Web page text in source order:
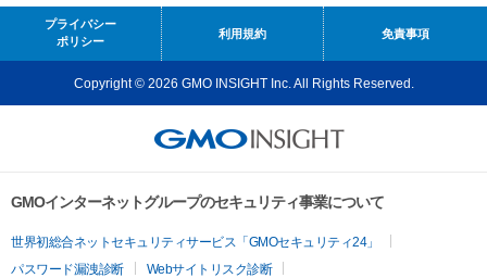
プライバシー
ポリシー
利用規約 免責事項
Copyright © 2026 GMO INSIGHT Inc. All Rights Reserved.
GMOインターネットグループのセキュリティ事業について
世界初総合ネットセキュリティサービス「GMOセキュリティ24」
パスワード漏洩診断
Webサイトリスク診断